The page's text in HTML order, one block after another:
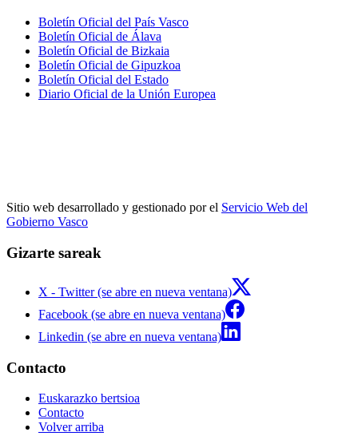
Boletín Oficial del País Vasco
Boletín Oficial de Álava
Boletín Oficial de Bizkaia
Boletín Oficial de Gipuzkoa
Boletín Oficial del Estado
Diario Oficial de la Unión Europea
Sitio web desarrollado y gestionado por el Servicio Web del
Gobierno Vasco
Gizarte sareak
X - Twitter (se abre en nueva ventana)
Facebook (se abre en nueva ventana)
Linkedin (se abre en nueva ventana)
Contacto
Euskarazko bertsioa
Contacto
Volver arriba